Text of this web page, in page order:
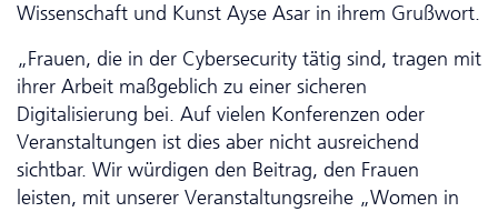
Wissenschaft und Kunst Ayse Asar in ihrem Grußwort.
„Frauen, die in der Cyber­security tätig sind, tragen mit
ihrer Arbeit maßgeblich zu einer sicheren
Digitalisierung bei. Auf vielen Konferenzen oder
Veranstaltungen ist dies aber nicht ausreichend
sichtbar. Wir würdigen den Beitrag, den Frauen
leisten, mit unserer Veranstaltungsreihe „Women in